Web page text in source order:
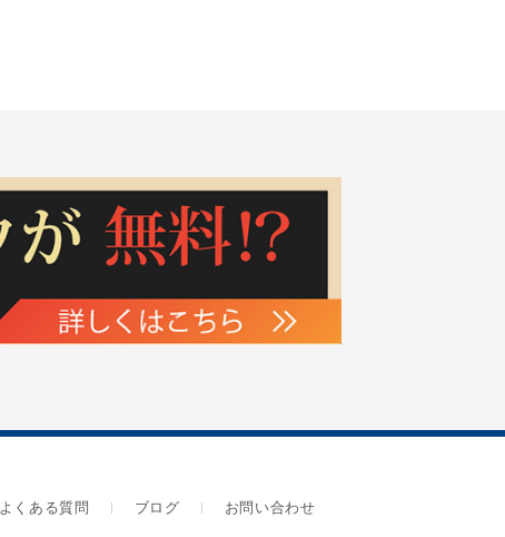
よくある質問 ブログ お問い合わせ